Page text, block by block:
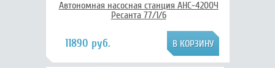
Автономная насосная станция АНС-4200Ч
Ресанта 77/1/6
11890 руб.